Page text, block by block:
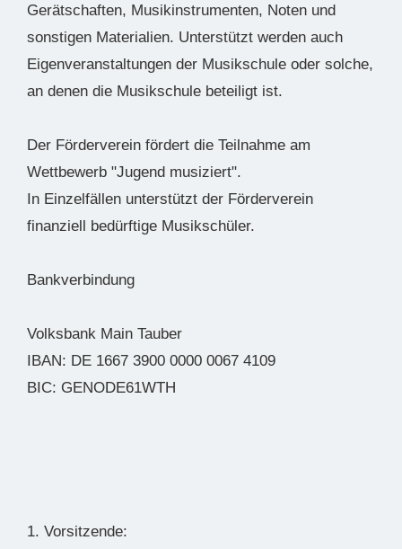
Gerätschaften, Musikinstrumenten, Noten und
sonstigen Materialien. Unterstützt werden auch
Eigenveranstaltungen der Musikschule oder solche,
an denen die Musikschule beteiligt ist.
Der Förderverein fördert die Teilnahme am
Wettbewerb "Jugend musiziert".
In Einzelfällen unterstützt der Förderverein
finanziell bedürftige Musikschüler.
Bankverbindung
Volksbank Main Tauber
IBAN: DE 1667 3900 0000 0067 4109
BIC: GENODE61WTH
1. Vorsitzende: